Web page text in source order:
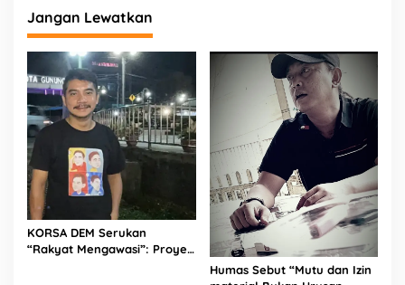
Jangan Lewatkan
KORSA DEM Serukan
“Rakyat Mengawasi”: Proyek
Humas Sebut “Mutu dan Izin